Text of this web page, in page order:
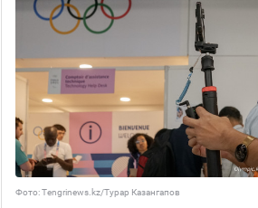
Фото: Tengrinews.kz/Турар Казангапов